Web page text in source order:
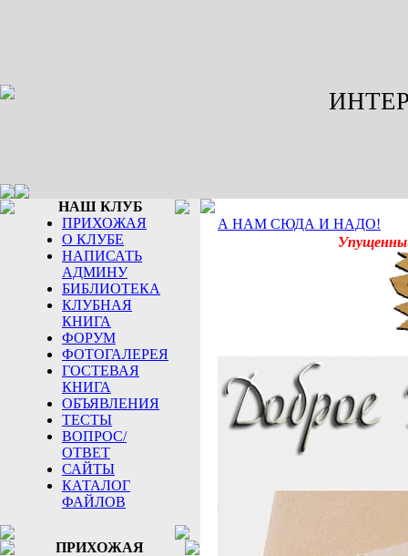
НАШ КЛУБ
ПРИХОЖАЯ
О КЛУБЕ
НАПИСАТЬ
АДМИНУ
БИБЛИОТЕКА
КЛУБНАЯ
КНИГА
ФОРУМ
ФОТОГАЛЕРЕЯ
ГОСТЕВАЯ
КНИГА
ОБЪЯВЛЕНИЯ
ТЕСТЫ
ВОПРОС/
ОТВЕТ
САЙТЫ
КАТАЛОГ
ФАЙЛОВ
ПРИХОЖАЯ
А НАМ СЮДА И НАДО!